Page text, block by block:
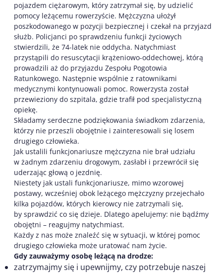
pojazdem ciężarowym, który zatrzymał się, by udzielić
pomocy leżącemu rowerzyście. Mężczyzna ułożył
poszkodowanego w pozycji bezpiecznej i czekał na przyjazd
służb. Policjanci po sprawdzeniu funkcji życiowych
stwierdzili, że 74-latek nie oddycha. Natychmiast
przystąpili do resuscytacji krążeniowo-oddechowej, którą
prowadzili aż do przyjazdu Zespołu Pogotowia
Ratunkowego. Następnie wspólnie z ratownikami
medycznymi kontynuowali pomoc. Rowerzysta został
przewieziony do szpitala, gdzie trafił pod specjalistyczną
opiekę.
Składamy serdeczne podziękowania świadkom zdarzenia,
którzy nie przeszli obojętnie i zainteresowali się losem
drugiego człowieka.
Jak ustalili funkcjonariusze mężczyzna nie brał udziału
w żadnym zdarzeniu drogowym, zasłabł i przewrócił się
uderzając głową o jezdnię.
Niestety jak ustali funkcjonariusze, mimo wzorowej
postawy, wcześniej obok leżącego mężczyzny przejechało
kilka pojazdów, których kierowcy nie zatrzymali się,
by sprawdzić co się dzieje. Dlatego apelujemy: nie bądźmy
obojętni – reagujmy natychmiast.
Każdy z nas może znaleźć się w sytuacji, w której pomoc
drugiego człowieka może uratować nam życie.
Gdy zauważymy osobę leżącą na drodze:
zatrzymajmy się i upewnijmy, czy potrzebuje naszej